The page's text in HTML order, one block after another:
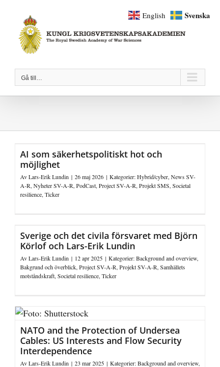
innehållet
Gå till…
AI som säkerhetspolitiskt hot och
möjlighet
AvLars-Erik Lundin | 26 maj 2026 | Kategorier:Hybrid/cyber,News SV-
A-R,Nyheter SV-A-R,PodCast,Project SV-A-R,Projekt SMS,Societal
resilience,Ticker
Sverige och det civila försvaret med Björn
Körlof och Lars-Erik Lundin
AvLars-Erik Lundin | 12 apr 2025 | Kategorier:Background and overview,
Bakgrund och överblick,Project SV-A-R,Projekt SV-A-R,Samhällets
motståndskraft,Societal resilience,Ticker
NATO and the Protection of Undersea
Cables: US Interests and Flow Security
Interdependence
AvLars-Erik Lundin | 23 mar 2025 | Kategorier:Background and overview,
English Svenska